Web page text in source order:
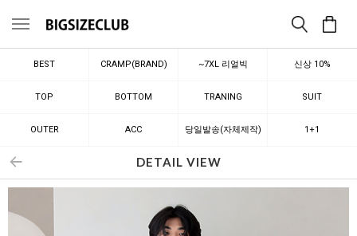
메뉴
BEST CRAMP(BRAND) ~7XL 리얼빅 신상 10%
TOP BOTTOM TRANING SUIT
OUTER ACC 당일발송(자체제작) 1+1
DETAIL VIEW